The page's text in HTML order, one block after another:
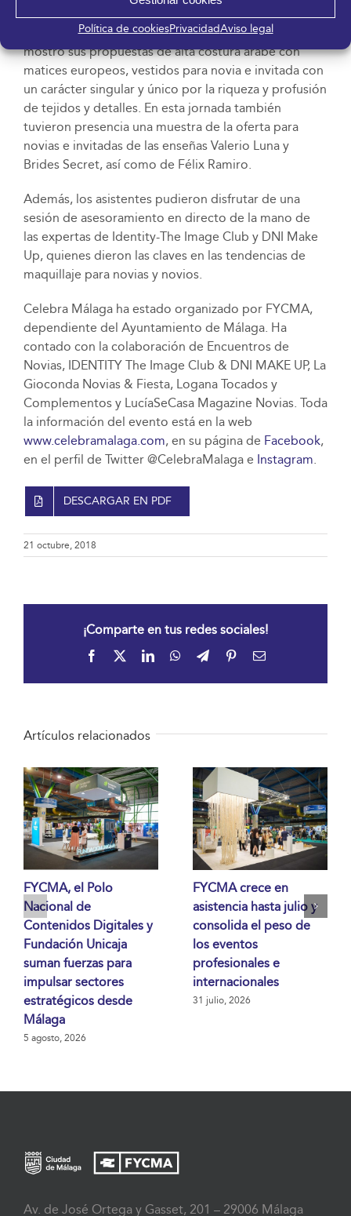
Política de cookiesPrivacidadAviso legal
primicia la colección de la firma marroquí Emir Pasha
de la mano del modisto Farid Ahannaoui, quien
mostró sus propuestas de alta costura árabe con
matices europeos, vestidos para novia e invitada con
un carácter singular y único por la riqueza y profusión
de tejidos y detalles. En esta jornada también
tuvieron presencia una muestra de la oferta para
novias e invitadas de las enseñas Valerio Luna y
Brides Secret, así como de Félix Ramiro.
Además, los asistentes pudieron disfrutar de una
sesión de asesoramiento en directo de la mano de
las expertas de Identity-The Image Club y DNI Make
Up, quienes dieron las claves en las tendencias de
maquillaje para novias y novios.
Celebra Málaga ha estado organizado por FYCMA,
dependiente del Ayuntamiento de Málaga. Ha
contado con la colaboración de Encuentros de
Novias, IDENTITY The Image Club & DNI MAKE UP, La
Gioconda Novias & Fiesta, Logana Tocados y
Complementos y LucíaSeCasa Magazine Novias. Toda
la información del evento está en la web
www.celebramalaga.com, en su página de Facebook,
en el perfil de Twitter @CelebraMalaga e Instagram.
DESCARGAR EN PDF
21 octubre, 2018
¡Comparte en tus redes sociales!
Facebook LinkedInWhatsApp
TelegramPinterestCorreo
Artículos relacionados
FYCMA, el Polo
Nacional de
Contenidos Digitales y
Fundación Unicaja
suman fuerzas para
impulsar sectores
estratégicos desde
Málaga
5 agosto, 2026
FYCMA crece en
asistencia hasta julio y
consolida el peso de
los eventos
profesionales e
internacionales
31 julio, 2026
Av. de José Ortega y Gasset, 201 – 29006 Málaga